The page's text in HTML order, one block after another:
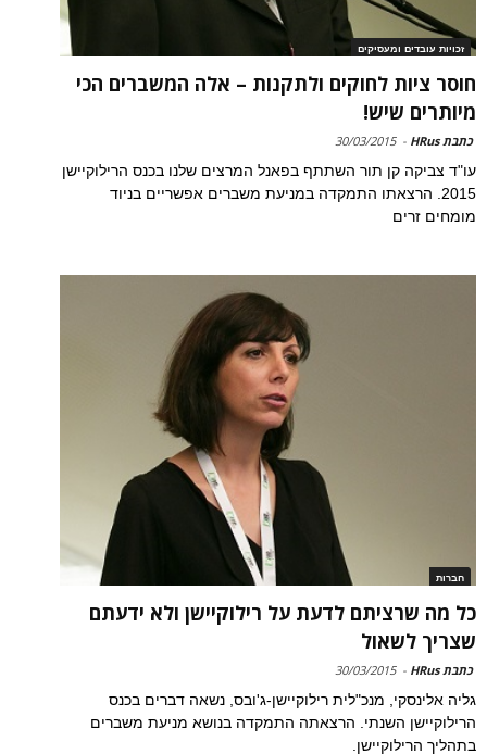
זכויות עובדים ומעסיקים
חוסר ציות לחוקים ולתקנות – אלה המשברים הכי
מיותרים שיש!
כתבת HRus -
30/03/2015
עו"ד צביקה קן תור השתתף בפאנל המרצים שלנו בכנס הרילוקיישן
2015. הרצאתו התמקדה במניעת משברים אפשריים בניוד
מומחים זרים
חברות
כל מה שרציתם לדעת על רילוקיישן ולא ידעתם
שצריך לשאול
כתבת HRus -
30/03/2015
גליה אלינסקי, מנכ"לית רילוקיישן-ג'ובס, נשאה דברים בכנס
הרילוקיישן השנתי. הרצאתה התמקדה בנושא מניעת משברים
בתהליך הרילוקיישן.